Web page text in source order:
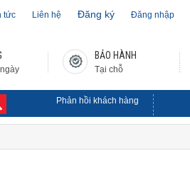
tức Liên hệ Đăng ký Đăng nhập
BẢO HÀNH
Tại chỗ
Phản hồi khách hàng